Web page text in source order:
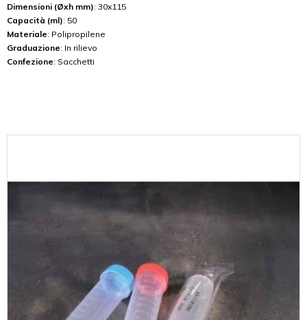
Dimensioni (Øxh mm): 30x115
Capacità (ml): 50
Materiale: Polipropilene
Graduazione: In rilievo
Confezione: Sacchetti